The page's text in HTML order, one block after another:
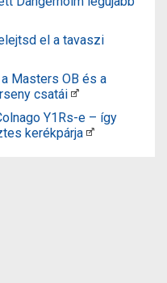
el a tavaszi
Masters OB és a
csatái
Y1Rs-e – így
kerékpárja